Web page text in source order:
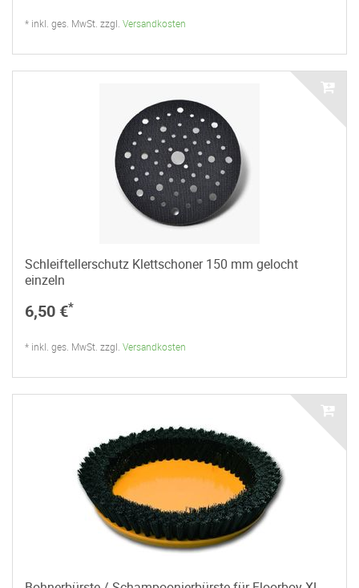
* inkl. ges. MwSt. zzgl. Versandkosten
Schleiftellerschutz Klettschoner 150 mm gelocht
einzeln
6,50 €*
* inkl. ges. MwSt. zzgl. Versandkosten